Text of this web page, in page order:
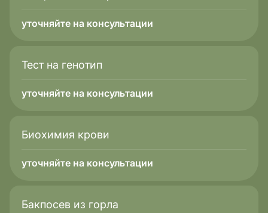
уточняйте на консультации
Тест на генотип
уточняйте на консультации
Биохимия крови
уточняйте на консультации
Бакпосев из горла